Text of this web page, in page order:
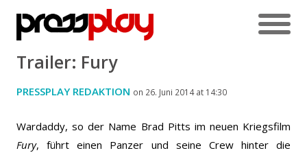
Trailer: Fury
PRESSPLAY REDAKTION on 26. Juni 2014 at 14:30
Wardaddy, so der Name Brad Pitts im neuen Kriegsfilm
Fury, führt einen Panzer und seine Crew hinter die